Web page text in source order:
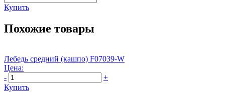
Купить
Похожие товары
Лебедь средний (кашпо) F07039-W
Цена:
-
+
Купить